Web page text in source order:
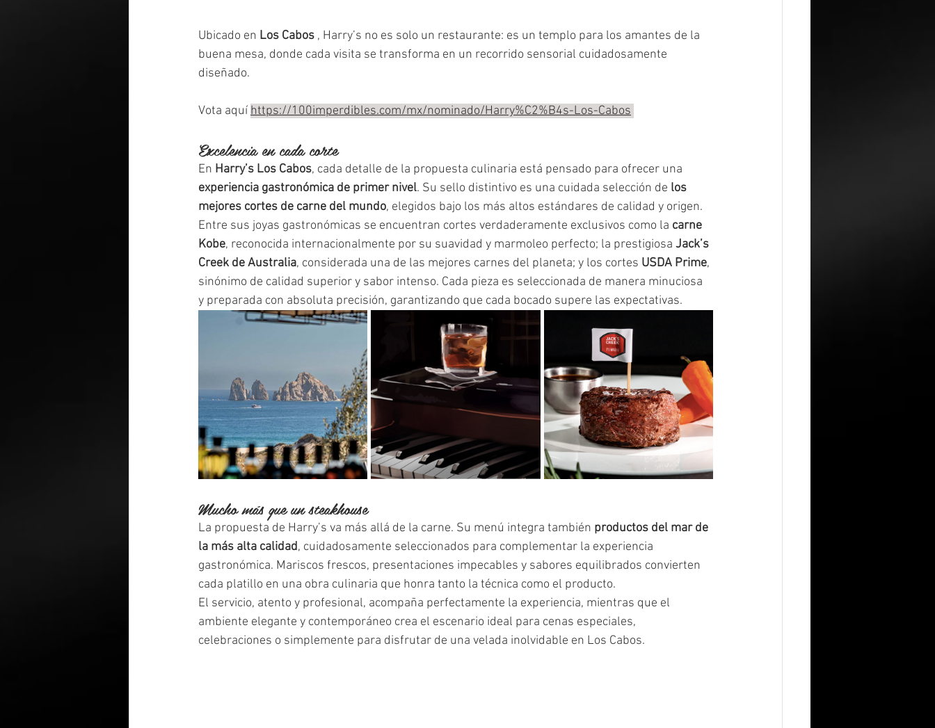
Ubicado en Los Cabos , Harry’s no es solo un restaurante: es un templo para los amantes de la
buena mesa, donde cada visita se transforma en un recorrido sensorial cuidadosamente
diseñado.
Vota aquí https://100imperdibles.com/mx/nominado/Harry%C2%B4s-Los-Cabos
Excelencia en cada corte
En Harry’s Los Cabos, cada detalle de la propuesta culinaria está pensado para ofrecer una
experiencia gastronómica de primer nivel. Su sello distintivo es una cuidada selección de los
mejores cortes de carne del mundo, elegidos bajo los más altos estándares de calidad y origen.
Entre sus joyas gastronómicas se encuentran cortes verdaderamente exclusivos como la carne
Kobe, reconocida internacionalmente por su suavidad y marmoleo perfecto; la prestigiosa Jack’s
Creek de Australia, considerada una de las mejores carnes del planeta; y los cortes USDA Prime,
sinónimo de calidad superior y sabor intenso. Cada pieza es seleccionada de manera minuciosa
y preparada con absoluta precisión, garantizando que cada bocado supere las expectativas.
Mucho más que un steakhouse
La propuesta de Harry’s va más allá de la carne. Su menú integra también productos del mar de
la más alta calidad, cuidadosamente seleccionados para complementar la experiencia
gastronómica. Mariscos frescos, presentaciones impecables y sabores equilibrados convierten
cada platillo en una obra culinaria que honra tanto la técnica como el producto.
El servicio, atento y profesional, acompaña perfectamente la experiencia, mientras que el
ambiente elegante y contemporáneo crea el escenario ideal para cenas especiales,
celebraciones o simplemente para disfrutar de una velada inolvidable en Los Cabos.